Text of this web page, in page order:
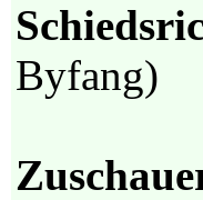
Byfang)